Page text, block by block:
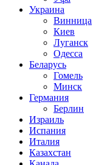
Украина
Винница
Киев
Луганск
Одесса
Беларусь
Гомель
Минск
Германия
Берлин
Израиль
Испания
Италия
Казахстан